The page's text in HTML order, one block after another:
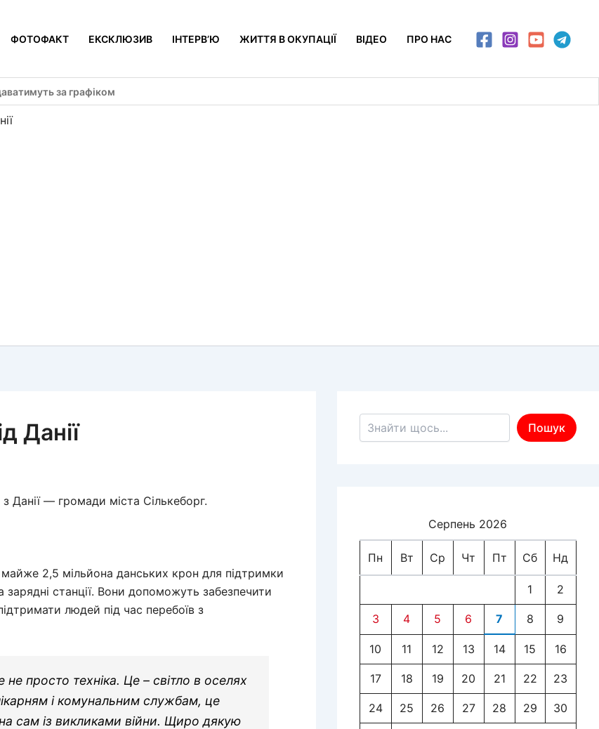
ФОТОФАКТ ЕКСКЛЮЗИВ ІНТЕРВ’Ю ЖИТТЯ В ОКУПАЦІЇ ВІДЕО ПРО НАС
за графіком
Данії
Данії — громади міста Сількеборг.
майже 2,5 мільйона данських крон для підтримки
станції. Вони допоможуть забезпечити
людей під час перебоїв з
просто техніка. Це – світло в оселях
і комунальним службам, це
сам із викликами війни. Щиро дякую
Пошук по сайту
Пошук
Серпень 2026
Пн Вт Ср Чт Пт Сб Нд
1 2
3 4 5 6 7 8 9
10 11 12 13 14 15 16
17 18 19 20 21 22 23
24 25 26 27 28 29 30